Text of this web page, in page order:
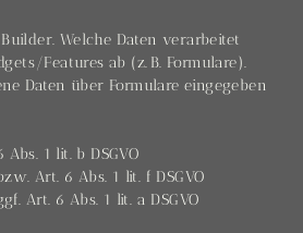
Welche Daten verarbeitet
Features ab (z. B. Formulare).
Daten über Formulare eingegeben
1 lit. b DSGVO
Art. 6 Abs. 1 lit. f DSGVO
Art. 6 Abs. 1 lit. a DSGVO